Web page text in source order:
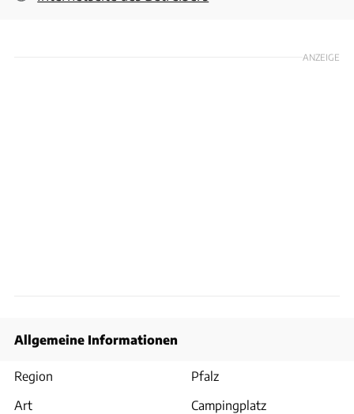
ANZEIGE
Allgemeine Informationen
Region
Pfalz
Art
Campingplatz